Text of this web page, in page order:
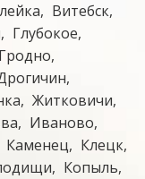
Витебск
Глубокое
Гродно
Житковичи
Иваново
Каменец
Клецк
Копыль